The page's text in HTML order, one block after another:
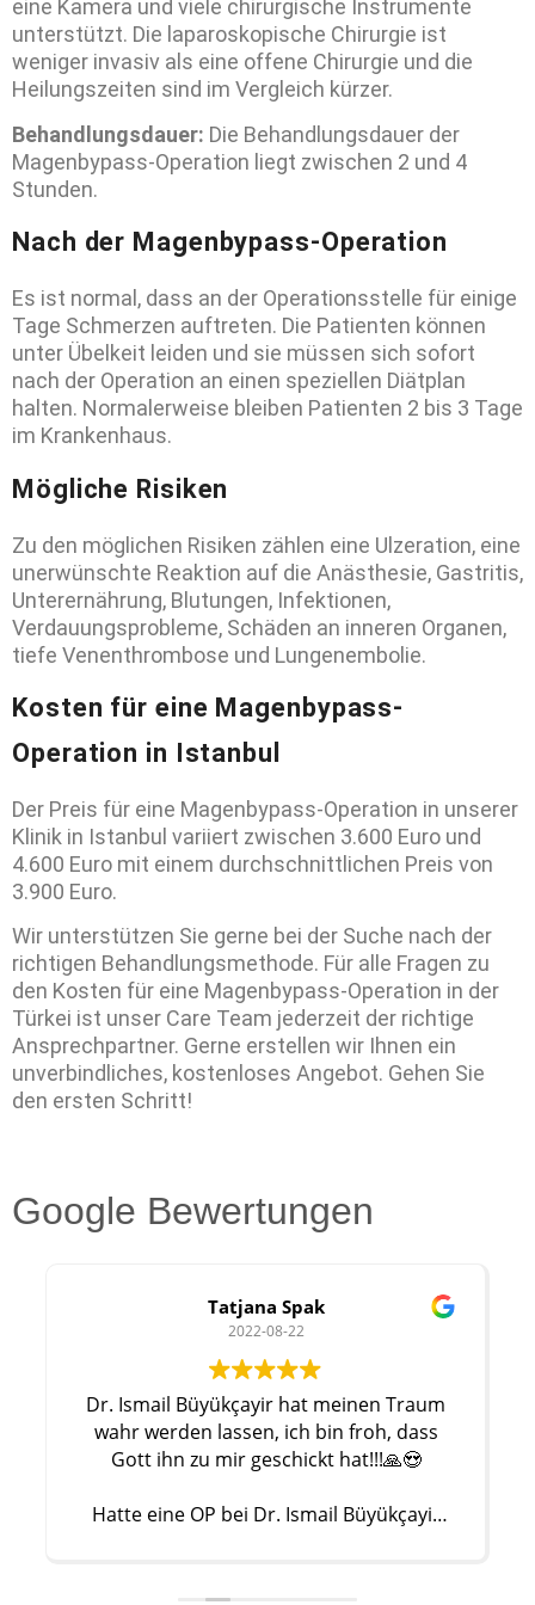
eine Kamera und viele chirurgische Instrumente
unterstützt. Die laparoskopische Chirurgie ist
weniger invasiv als eine offene Chirurgie und die
Heilungszeiten sind im Vergleich kürzer.
Behandlungsdauer: Die Behandlungsdauer der
Magenbypass-Operation liegt zwischen 2 und 4
Stunden.
Nach der Magenbypass-Operation
Es ist normal, dass an der Operationsstelle für einige
Tage Schmerzen auftreten. Die Patienten können
unter Übelkeit leiden und sie müssen sich sofort
nach der Operation an einen speziellen Diätplan
halten. Normalerweise bleiben Patienten 2 bis 3 Tage
im Krankenhaus.
Mögliche Risiken
Zu den möglichen Risiken zählen eine Ulzeration, eine
unerwünschte Reaktion auf die Anästhesie, Gastritis,
Unterernährung, Blutungen, Infektionen,
Verdauungsprobleme, Schäden an inneren Organen,
tiefe Venenthrombose und Lungenembolie.
Kosten für eine Magenbypass-
Operation in Istanbul
Der Preis für eine Magenbypass-Operation in unserer
Klinik in Istanbul variiert zwischen 3.600 Euro und
4.600 Euro mit einem durchschnittlichen Preis von
3.900 Euro.
Wir unterstützen Sie gerne bei der Suche nach der
richtigen Behandlungsmethode. Für alle Fragen zu
den Kosten für eine Magenbypass-Operation in der
Türkei ist unser Care Team jederzeit der richtige
Ansprechpartner. Gerne erstellen wir Ihnen ein
unverbindliches, kostenloses Angebot. Gehen Sie
den ersten Schritt!
Google Bewertungen
Tatjana Spak
2022-08-22
Dr. Ismail Büyükçayir hat meinen Traum
wahr werden lassen, ich bin froh, dass
Gott ihn zu mir geschickt hat!!!🙏😍
Hatte eine OP bei Dr. Ismail Büyükçayir
super nettes Team und tolle Klinik. Auch